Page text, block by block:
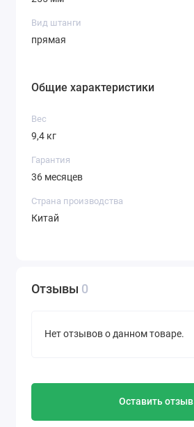
Общие характеристики
Вес
9,4 кг
Гарантия
36 месяцев
Страна производства
Китай
Вид штанги
прямая
Отзывы 0
Нет отзывов о данном товаре.
Оставить отзыв